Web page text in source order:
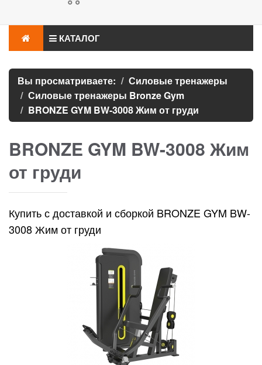
КАТАЛОГ
Вы просматриваете:
Силовые тренажеры
Силовые тренажеры Bronze Gym
BRONZE GYM BW-3008 Жим от груди
BRONZE GYM BW-3008 Жим
от груди
Купить с доставкой и сборкой BRONZE GYM BW-
3008 Жим от груди